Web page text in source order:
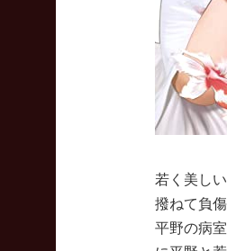
若く美し
撥ねて負
平野の病